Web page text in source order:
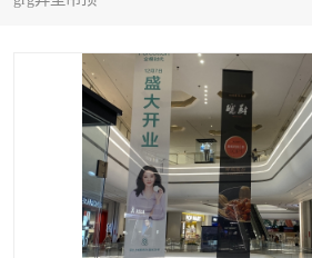
GRG构件
UHPC构件 发
GRG造型
GRG吊顶
UHPC幕墙板